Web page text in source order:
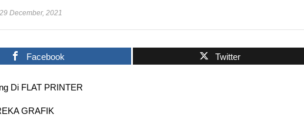
December, 2021
Facebook Twitter
Di FLAT PRINTER
GRAFIK